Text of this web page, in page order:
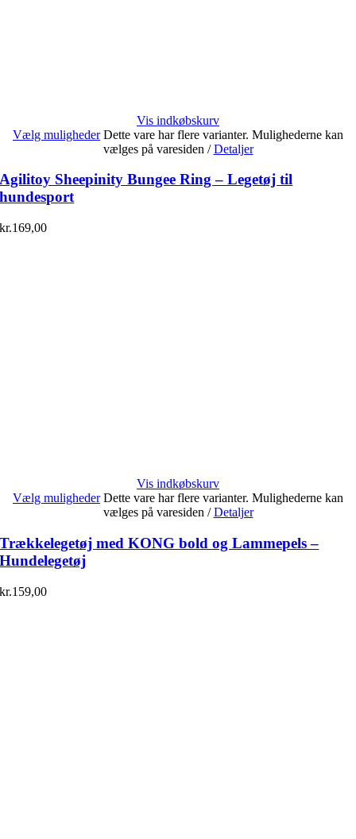
Vis indkøbskurv
Vælg muligheder Dette vare har flere varianter. Mulighederne kan
vælges på varesiden / Detaljer
Agilitoy Sheepinity Bungee Ring – Legetøj til
hundesport
kr.169,00
Vis indkøbskurv
Vælg muligheder Dette vare har flere varianter. Mulighederne kan
vælges på varesiden / Detaljer
Trækkelegetøj med KONG bold og Lammepels –
Hundelegetøj
kr.159,00